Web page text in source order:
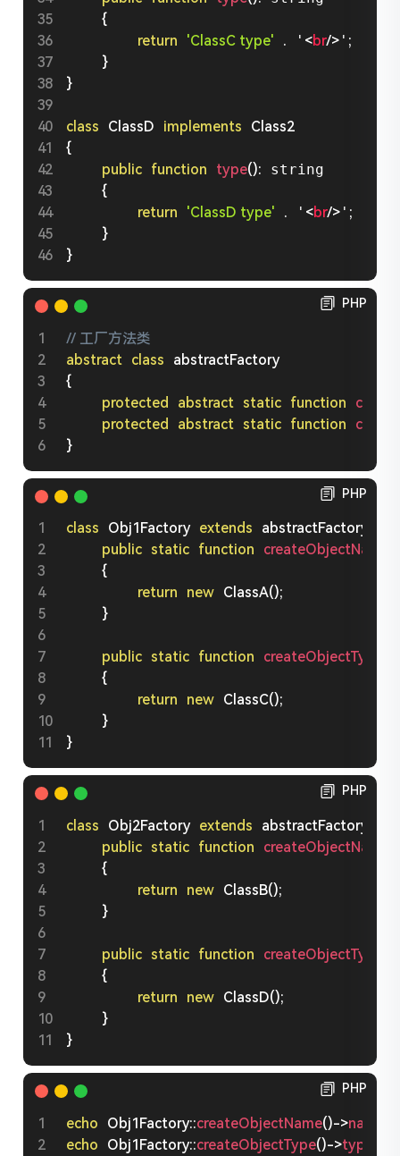
{
return
'ClassC type' . ' <br/> ' ;
}
}
class ClassD implements
Class2
{
public function type(): string
{
return
'ClassD type' . ' <br/> ' ;
}
}
PHP
// 工厂方法类
abstract
class
abstractFactory
{
protected
abstract static function
protected
abstract static function
}
PHP
class Obj1Factory extends abstractFactory
public static function createObjectName
{
return
new ClassA();
}
public static function createObjectType
{
return
new ClassC();
}
}
PHP
class Obj2Factory extends abstractFactory
public static function createObjectName
{
return
new ClassB();
}
public static function createObjectType
{
return
new ClassD();
}
}
PHP
echo Obj1Factory::createObjectName()->name
echo
Obj1Factory::createObjectType()->type